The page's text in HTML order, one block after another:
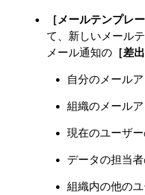
［メールテンプレ
て、新しいメール
メール通知の ［差
自分のメール
組織のメール
現在のユーザ
データの担当
組織内の他の